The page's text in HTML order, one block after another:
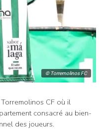
© Torremolinos FC
CF où il
consacré au bien-
des joueurs.